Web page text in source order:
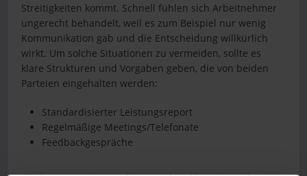
Streitigkeiten kommt. Schnell fühlen sich Arbeitnehmer
ungerecht behandelt, weil es zum Beispiel nur wenig
Kommunikation gab und die Entscheidung willkürlich
wirkt. Um solche Situationen zu vermeiden, sollte es
klare Strukturen und Vorgaben geben, die von beiden
Parteien eingehalten werden:
Standardisierter Leistungsreport
Regelmäßige Meetings/Telefonate
Feedbackgespräche